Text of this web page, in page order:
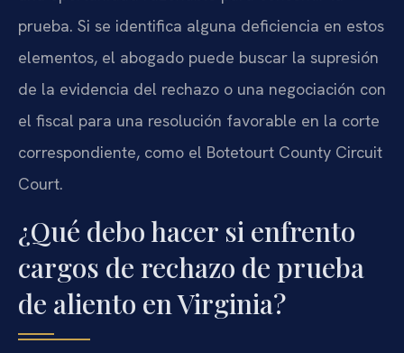
prueba. Si se identifica alguna deficiencia en estos
elementos, el abogado puede buscar la supresión
de la evidencia del rechazo o una negociación con
el fiscal para una resolución favorable en la corte
correspondiente, como el Botetourt County Circuit
Court.
¿Qué debo hacer si enfrento
cargos de rechazo de prueba
de aliento en Virginia?